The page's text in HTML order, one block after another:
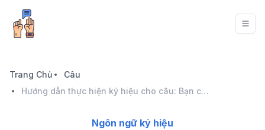
Trang Chủ
Câu
Hướng dẫn thực hiện ký hiệu cho câu: Bạn có xe máy không?
Ngôn ngữ ký hiệu